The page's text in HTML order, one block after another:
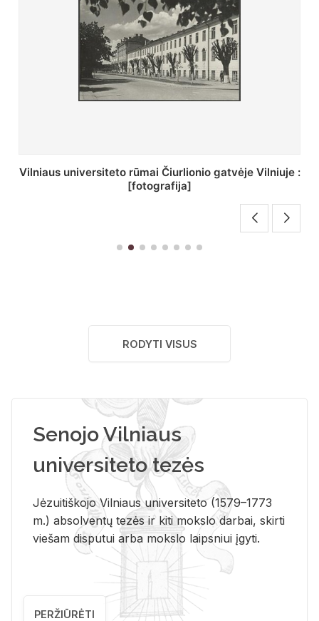
St. Batoro universiteto J. Pilsudskio kolegija :
[fotografija]
RODYTI VISUS
Senojo Vilniaus
universiteto tezės
Jėzuitiškojo Vilniaus universiteto (1579–1773
m.) absolventų tezės ir kiti mokslo darbai, skirti
viešam disputui arba mokslo laipsniui įgyti.
PERŽIŪRĖTI